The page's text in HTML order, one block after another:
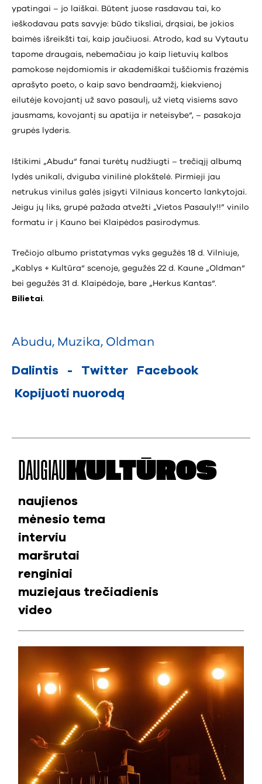
ypatingai – jo laiškai. Būtent juose rasdavau tai, ko
ieškodavau pats savyje: būdo tiksliai, drąsiai, be jokios
baimės išreikšti tai, kaip jaučiuosi. Atrodo, kad su Vytautu
tapome draugais, nebemačiau jo kaip lietuvių kalbos
pamokose neįdomiomis ir akademiškai tuščiomis frazėmis
aprašyto poeto, o kaip savo bendraamžį, kiekvienoj
eilutėje kovojantį už savo pasaulį, už vietą visiems savo
jausmams, kovojantį su apatija ir neteisybe“, – pasakoja
grupės lyderis.
Ištikimi „Abudu“ fanai turėtų nudžiugti – trečiąjį albumą
lydės unikali, dviguba vinilinė plokštelė. Pirmieji jau
netrukus vinilus galės įsigyti Vilniaus koncerto lankytojai.
Jeigu jų liks, grupė pažada atvežti „Vietos Pasauly!!” vinilo
formatu ir į Kauno bei Klaipėdos pasirodymus.
Trečiojo albumo pristatymas vyks gegužės 18 d. Vilniuje,
„Kablys + Kultūra“ scenoje, gegužės 22 d. Kaune „Oldman“
bei gegužės 31 d. Klaipėdoje, bare „Herkus Kantas“.
Bilietai.
Abudu, Muzika, Oldman
Dalintis - Twitter
Facebook
Kopijuoti nuorodą
DAUGIAU KULTŪROS
naujienos
mėnesio tema
interviu
maršrutai
renginiai
muziejaus trečiadienis
video